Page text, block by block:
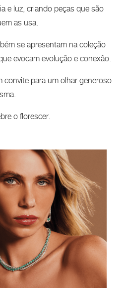
e luz, criando peças que são
as usa.
se apresentam na coleção
evocam evolução e conexão.
convite para um olhar generoso
o florescer.